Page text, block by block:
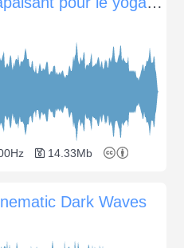
14.33Mb
Dark Waves